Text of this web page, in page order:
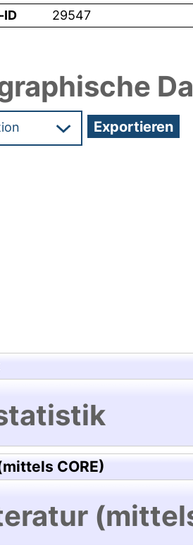
ID 29547
CORE)